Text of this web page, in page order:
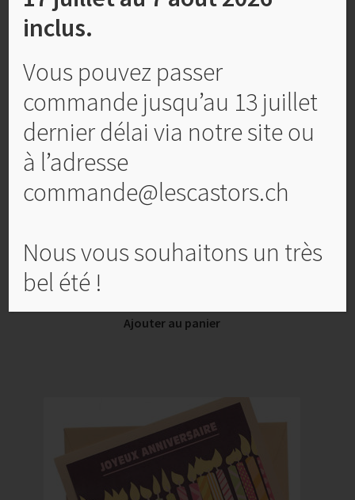
Carte d’anniversaire, No 29
Ajouter au panier
inclus.
Vous pouvez passer
commande jusqu’au 13 juillet
dernier délai via notre site ou
à l’adresse
commande@lescastors.ch
Nous vous souhaitons un très
bel été !